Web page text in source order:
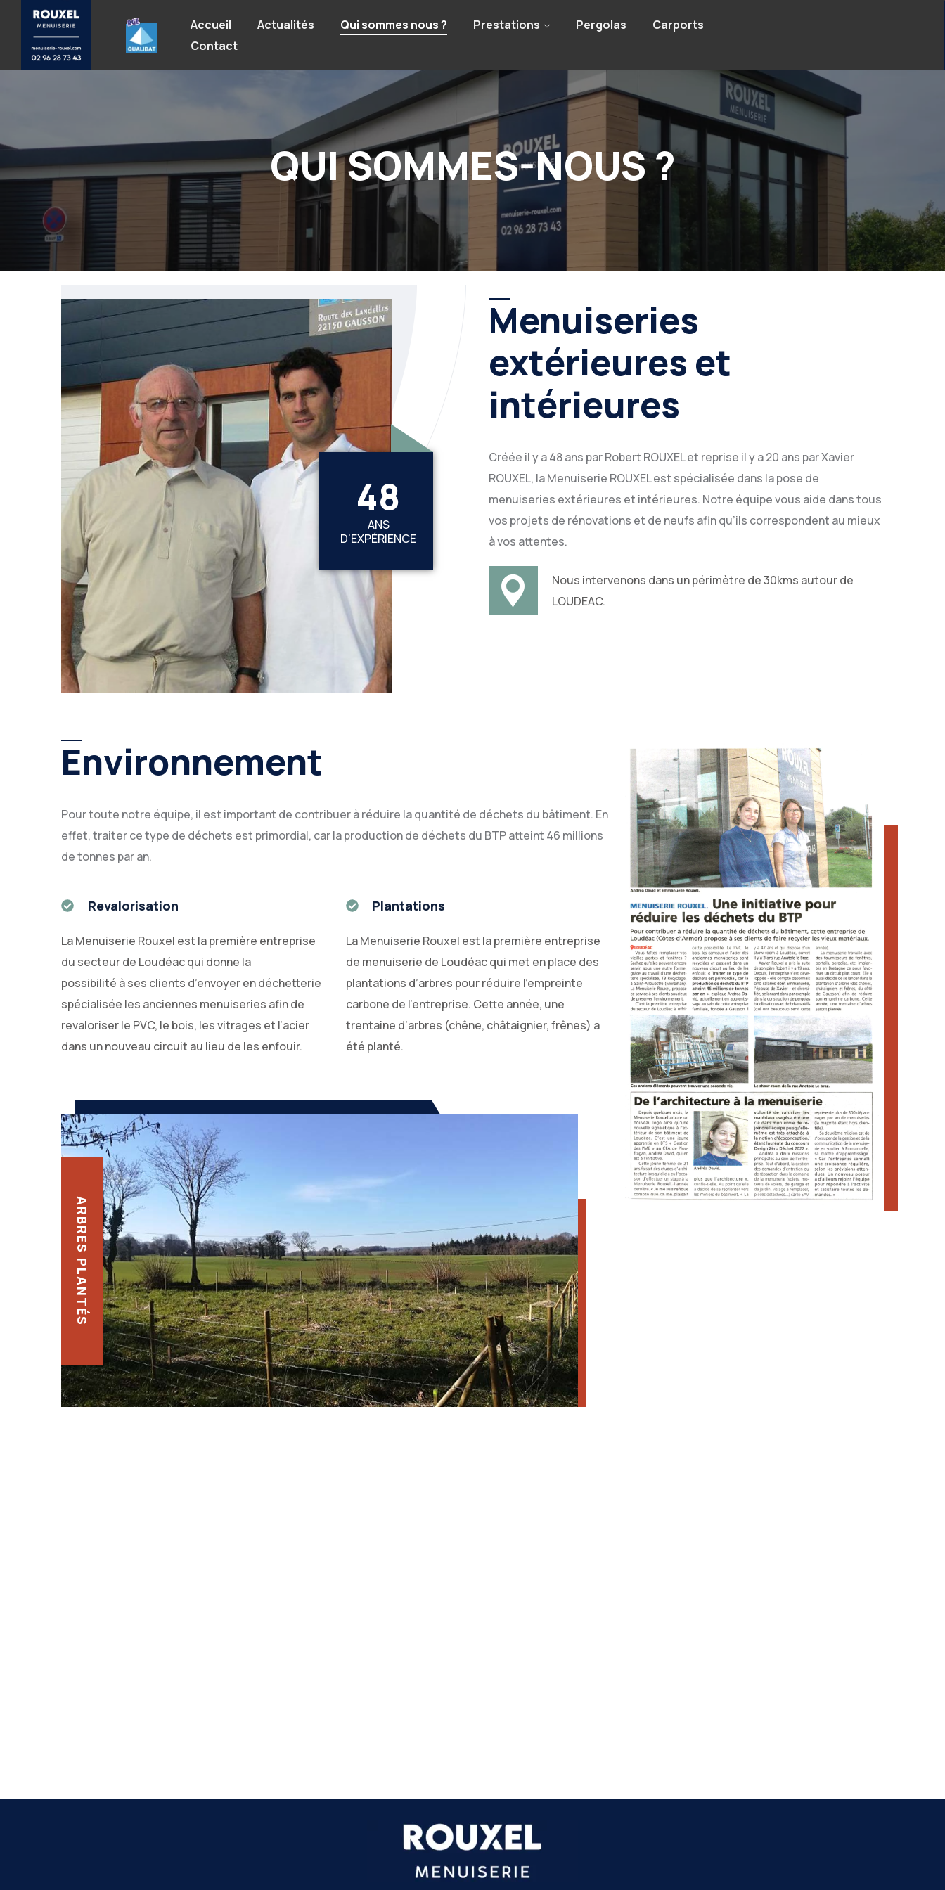
Accueil Actualités Qui sommes nous ? Prestations Pergolas
Carports
Contact
QUI SOMMES-NOUS ?
48
ANS
D'EXPÉRIENCE
Menuiseries
extérieures et
intérieures
Créée il y a 48 ans par Robert ROUXEL et reprise il y a 20 ans par Xavier
ROUXEL, la Menuiserie ROUXEL est spécialisée dans la pose de
menuiseries extérieures et intérieures. Notre équipe vous aide dans tous
vos projets de rénovations et de neufs afin qu’ils correspondent au mieux
à vos attentes.
Nous intervenons dans un périmètre de 30kms autour de
LOUDEAC.
Environnement
Pour toute notre équipe, il est important de contribuer à réduire la quantité de déchets du bâtiment. En
effet, traiter ce type de déchets est primordial, car la production de déchets du BTP atteint 46 millions
de tonnes par an.
Revalorisation
La Menuiserie Rouxel est la première entreprise
du secteur de Loudéac qui donne la
possibilité à ses clients d’envoyer en déchetterie
spécialisée les anciennes menuiseries afin de
revaloriser le PVC, le bois, les vitrages et l’acier
dans un nouveau circuit au lieu de les enfouir.
Plantations
La Menuiserie Rouxel est la première entreprise
de menuiserie de Loudéac qui met en place des
plantations d’arbres pour réduire l’empreinte
carbone de l’entreprise. Cette année, une
trentaine d’arbres (chêne, châtaignier, frênes) a
été planté.
ARBRES PLANTÉS